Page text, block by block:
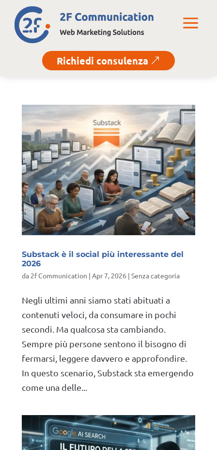
a
Richiedi consulenza &
Substack è il social più interessante del
2026
da 2f Communication | Apr 7, 2026 | Senza categoria
Negli ultimi anni siamo stati abituati a
contenuti veloci, da consumare in pochi
secondi. Ma qualcosa sta cambiando.
Sempre più persone sentono il bisogno di
fermarsi, leggere davvero e approfondire.
In questo scenario, Substack sta emergendo
come una delle...